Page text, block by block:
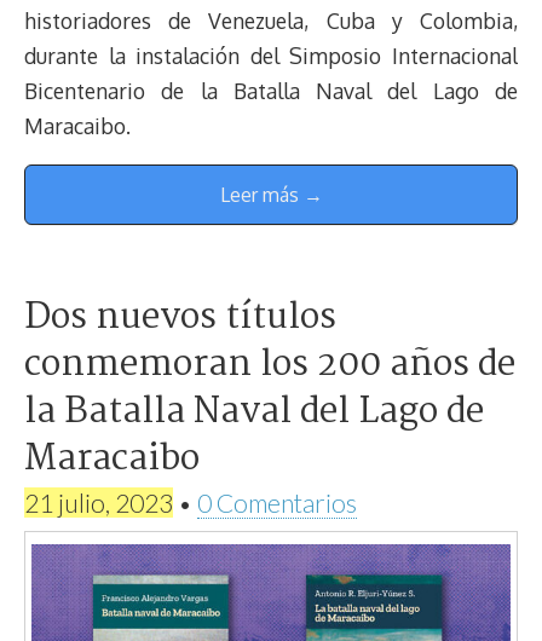
historiadores de Venezuela, Cuba y Colombia,
durante la instalación del Simposio Internacional
Bicentenario de la Batalla Naval del Lago de
Maracaibo.
Leer más →
Dos nuevos títulos
conmemoran los 200 años de
la Batalla Naval del Lago de
Maracaibo
21 julio, 2023 • 0 Comentarios